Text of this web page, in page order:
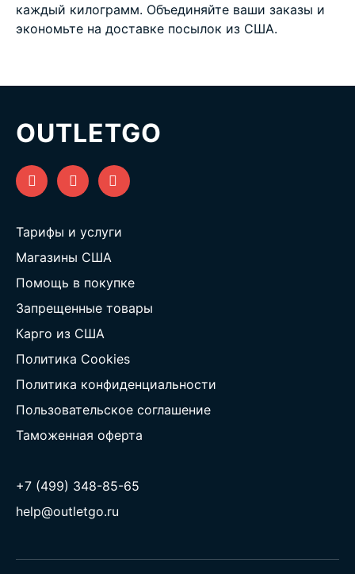
каждый килограмм. Объединяйте ваши заказы и
экономьте на доставке посылок из США.
OUTLETGO
Тарифы и услуги
Магазины США
Помощь в покупке
Запрещенные товары
Карго из США
Политика Cookies
Политика конфиденциальности
Пользовательское соглашение
Таможенная оферта
+7 (499) 348-85-65
help@outletgo.ru